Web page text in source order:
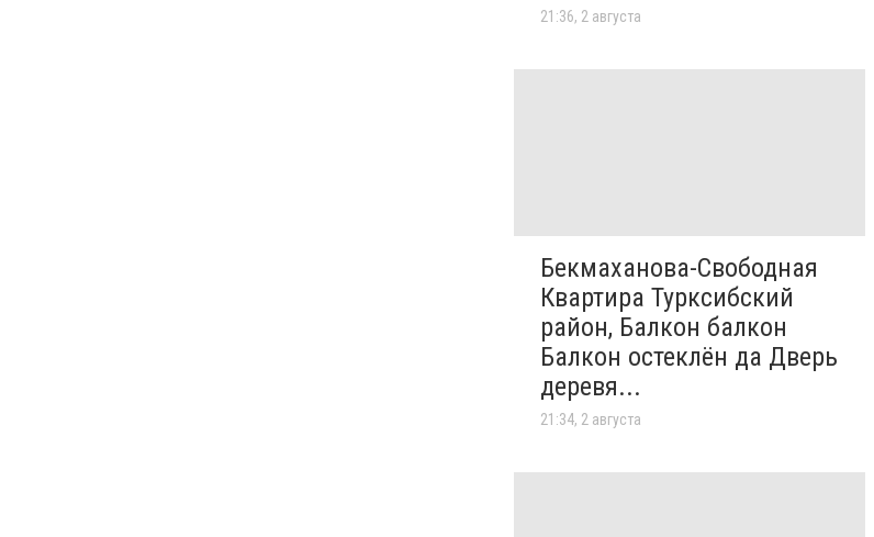
21:36, 2 августа
Бекмаханова-Свободная
Квартира Турксибский
район, Балкон балкон
Балкон остеклён да Дверь
деревя...
21:34, 2 августа